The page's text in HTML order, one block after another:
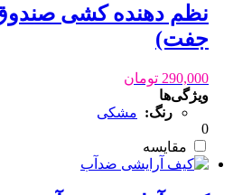
نظم دهنده کشی
جفت)
290,000 تومان
ویژگی‌ها
رنگ: مشکی
0
مقایسه